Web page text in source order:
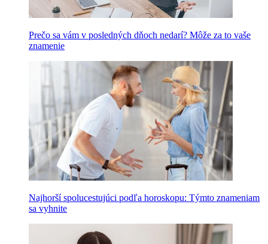
Prečo sa vám v posledných dňoch nedarí? Môže za to vaše
znamenie
Najhorší spolucestujúci podľa horoskopu: Týmto znameniam
sa vyhnite